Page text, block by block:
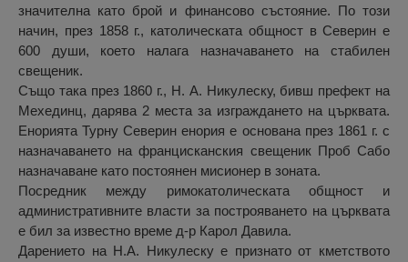
значителна като брой и финансово състояние. По този
начин, през 1858 г., католическата общност в Северин е
600 души, което налага назначаването на стабилен
свещеник.
Също така през 1860 г., Н. А. Никулеску, бивш префект на
Мехединц, дарява 2 места за изграждането на църквата.
Енорията Турну Северин енория е основана през 1861 г. с
назначаването на францисканския свещеник Проб Сабо
назначаване като постоянен мисионер в зоната.
Посредник между римокатолическата общност и
административните власти за построяването на църквата
е бил за известно време д-р Карол Давила.
Дарението на Н.А. Никулеску е признато от кметството